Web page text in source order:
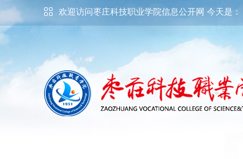
欢迎访问枣庄科技职业学院信息公开网 今天是：